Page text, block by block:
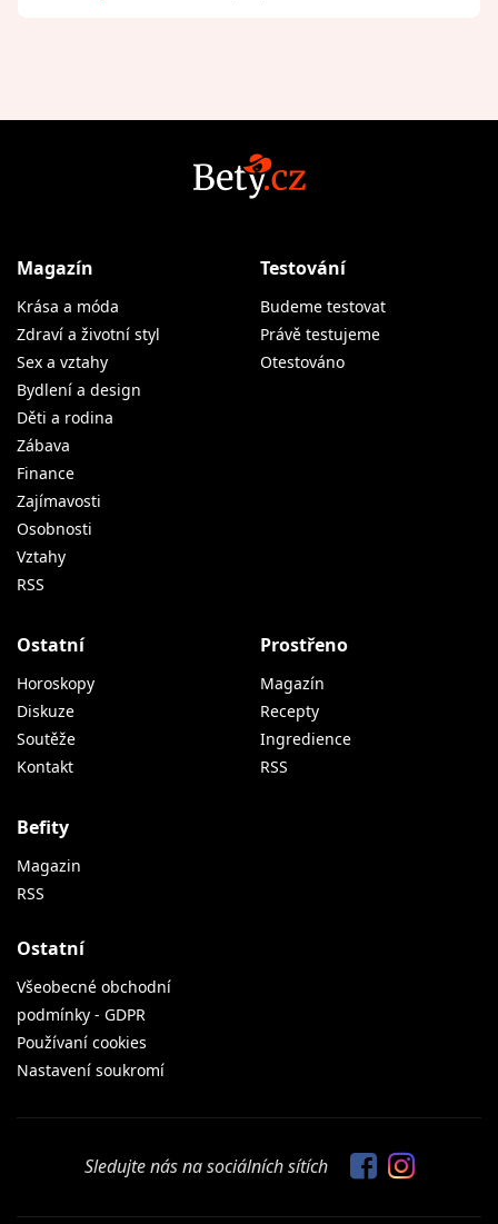
Magazín
Krása a móda
Zdraví a životní styl
Sex a vztahy
Bydlení a design
Děti a rodina
Zábava
Finance
Zajímavosti
Osobnosti
Vztahy
RSS
Testování
Budeme testovat
Právě testujeme
Otestováno
Ostatní
Horoskopy
Diskuze
Soutěže
Kontakt
Prostřeno
Magazín
Recepty
Ingredience
RSS
Befity
Magazin
RSS
Ostatní
Všeobecné obchodní
podmínky - GDPR
Používaní cookies
Nastavení soukromí
Sledujte nás na sociálních sítích